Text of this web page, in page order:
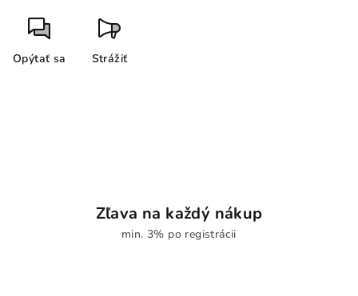
Opýtať sa Strážiť
Zľava na každý nákup
min. 3% po registrácii